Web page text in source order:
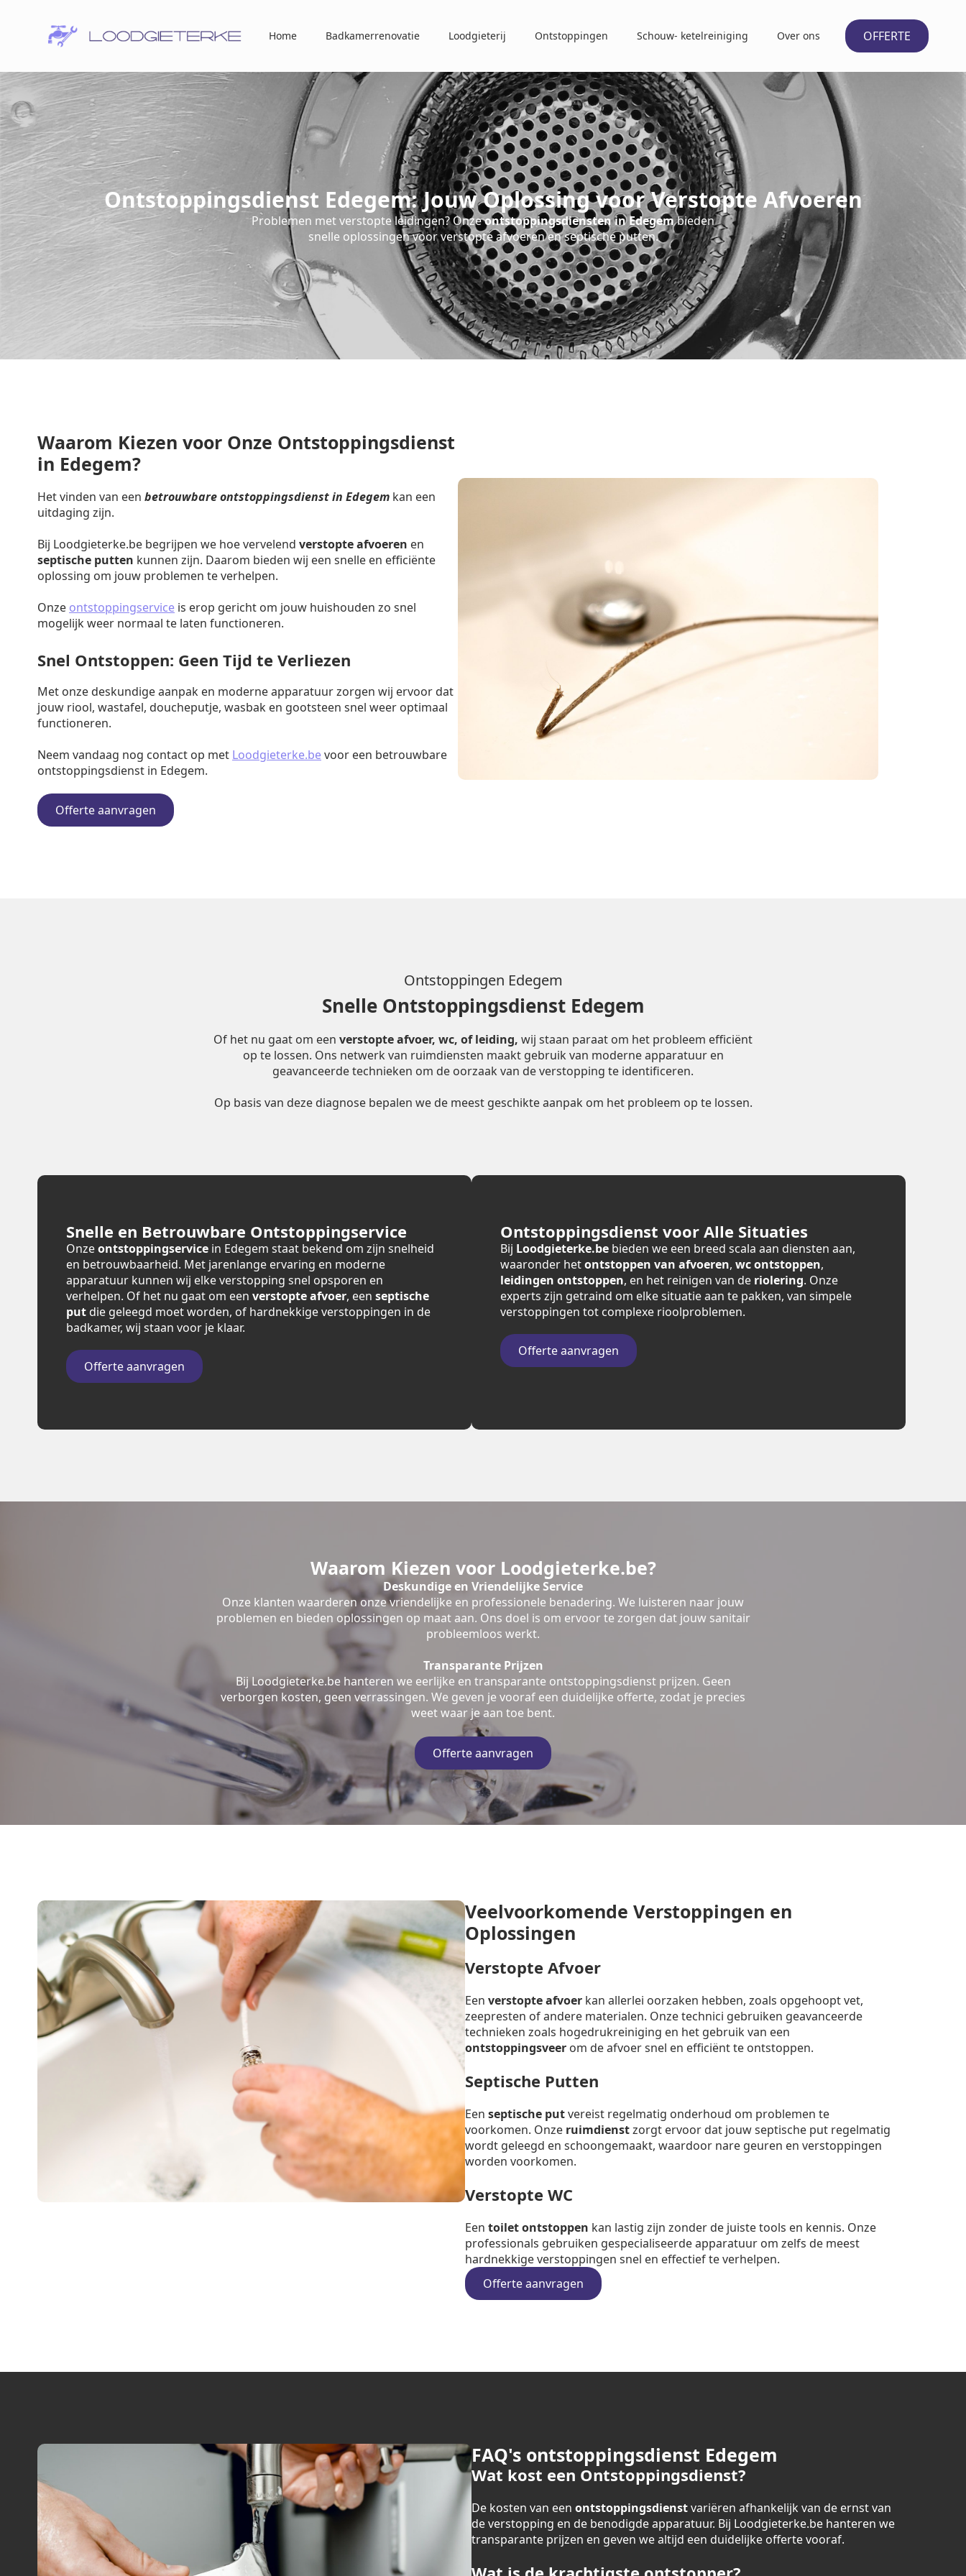
Home Badkamerrenovatie Loodgieterij Ontstoppingen Schouw- ketelreiniging Over ons OFFERTE
Ontstoppingsdienst Edegem: Jouw Oplossing voor Verstopte Afvoeren
Problemen met verstopte leidingen? Onzeontstoppingsdiensten in Edegembieden
snelle oplossingen voor verstopte afvoeren en septische putten.
Waarom Kiezen voor Onze Ontstoppingsdienst
in Edegem?
Het vinden van een betrouwbare ontstoppingsdienst in Edegem kan een
uitdaging zijn.
Bij Loodgieterke.be begrijpen we hoe vervelend verstopte afvoeren en
septische putten kunnen zijn. Daarom bieden wij een snelle en efficiënte
oplossing om jouw problemen te verhelpen.
Onze ontstoppingservice is erop gericht om jouw huishouden zo snel
mogelijk weer normaal te laten functioneren.
Snel Ontstoppen: Geen Tijd te Verliezen
Met onze deskundige aanpak en moderne apparatuur zorgen wij ervoor dat
jouw riool, wastafel, doucheputje, wasbak en gootsteen snel weer optimaal
functioneren.
Neem vandaag nog contact op met Loodgieterke.bevoor een betrouwbare
ontstoppingsdienst in Edegem.
Offerte aanvragen
Ontstoppingen Edegem
Snelle Ontstoppingsdienst Edegem
Of het nu gaat om een verstopte afvoer, wc, of leiding, wij staan paraat om het probleem efficiënt
op te lossen. Ons netwerk van ruimdiensten maakt gebruik van moderne apparatuur en
geavanceerde technieken om de oorzaak van de verstopping te identificeren.
Op basis van deze diagnose bepalen we de meest geschikte aanpak om het probleem op te lossen.
Snelle en Betrouwbare Ontstoppingservice
Onzeontstoppingservice in Edegem staat bekend om zijn snelheid
en betrouwbaarheid. Met jarenlange ervaring en moderne
apparatuur kunnen wij elke verstopping snel opsporen en
verhelpen. Of het nu gaat om een verstopte afvoer, een septische
put die geleegd moet worden, of hardnekkige verstoppingen in de
badkamer, wij staan voor je klaar.
Offerte aanvragen
Ontstoppingsdienst voor Alle Situaties
Bij Loodgieterke.be bieden we een breed scala aan diensten aan,
waaronder hetontstoppen van afvoeren, wc ontstoppen,
leidingen ontstoppen, en het reinigen van de riolering. Onze
experts zijn getraind om elke situatie aan te pakken, van simpele
verstoppingen tot complexe rioolproblemen.
Offerte aanvragen
Waarom Kiezen voor Loodgieterke.be?
Deskundige en Vriendelijke Service
Onze klanten waarderen onze vriendelijke en professionele benadering. We luisteren naar jouw
problemen en bieden oplossingen op maat aan. Ons doel is om ervoor te zorgen dat jouw sanitair
probleemloos werkt.
Transparante Prijzen
Bij Loodgieterke.be hanteren we eerlijke en transparante ontstoppingsdienst prijzen. Geen
verborgen kosten, geen verrassingen. We geven je vooraf een duidelijke offerte, zodat je precies
weet waar je aan toe bent.
Offerte aanvragen
Veelvoorkomende Verstoppingen en
Oplossingen
Verstopte Afvoer
Een verstopte afvoer kan allerlei oorzaken hebben, zoals opgehoopt vet,
zeepresten of andere materialen. Onze technici gebruiken geavanceerde
technieken zoals hogedrukreiniging en het gebruik van een
ontstoppingsveer om de afvoer snel en efficiënt te ontstoppen.
Septische Putten
Een septische putvereist regelmatig onderhoud om problemen te
voorkomen. Onze ruimdienstzorgt ervoor dat jouw septische put regelmatig
wordt geleegd en schoongemaakt, waardoor nare geuren en verstoppingen
worden voorkomen.
Verstopte WC
Een toilet ontstoppen kan lastig zijn zonder de juiste tools en kennis. Onze
professionals gebruiken gespecialiseerde apparatuur om zelfs de meest
hardnekkige verstoppingen snel en effectief te verhelpen.
Offerte aanvragen
FAQ's ontstoppingsdienst Edegem
Wat kost een Ontstoppingsdienst?
De kosten van een ontstoppingsdienstvariëren afhankelijk van de ernst van
de verstopping en de benodigde apparatuur. Bij Loodgieterke.be hanteren we
transparante prijzen en geven we altijd een duidelijke offerte vooraf.